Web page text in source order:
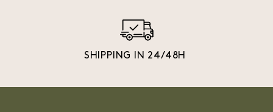
SHIPPING IN 24/48H